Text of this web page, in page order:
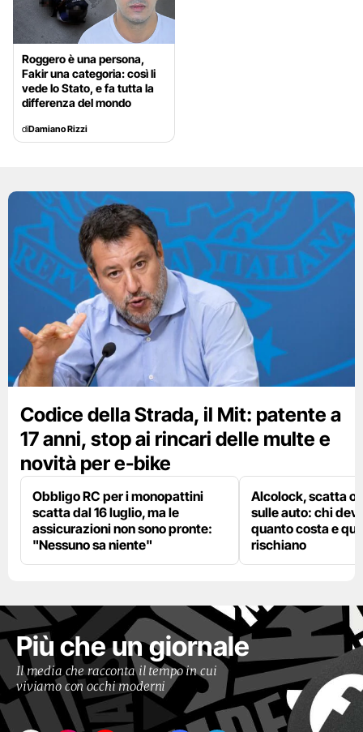
Roggero è una persona,
Fakir una categoria: così li
vede lo Stato, e fa tutta la
differenza del mondo
diDamiano Rizzi
Codice della Strada, il Mit: patente a
17 anni, stop ai rincari delle multe e
novità per e-bike
Obbligo RC per i monopattini
scatta dal 16 luglio, ma le
assicurazioni non sono pronte:
"Nessuno sa niente"
Alcolock, scatta
sulle auto: chi
quanto costa e
rischiano
Più che un giornale
Il media che racconta il tempo in cui
viviamo con occhi moderni